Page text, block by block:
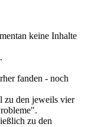
keine Inhalte
fanden - noch
zu den jeweils vier
zu den